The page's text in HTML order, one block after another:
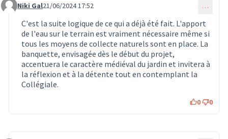
Commentaire 595
Niki Gal21/06/2024 17:52 …
C'est la suite logique de ce qui a déjà été fait. L'apport
de l'eau sur le terrain est vraiment nécessaire même si
tous les moyens de collecte naturels sont en place. La
banquette, envisagée dès le début du projet,
accentuera le caractère médiéval du jardin et invitera à
la réflexion et à la détente tout en contemplant la
Collégiale.
0 0